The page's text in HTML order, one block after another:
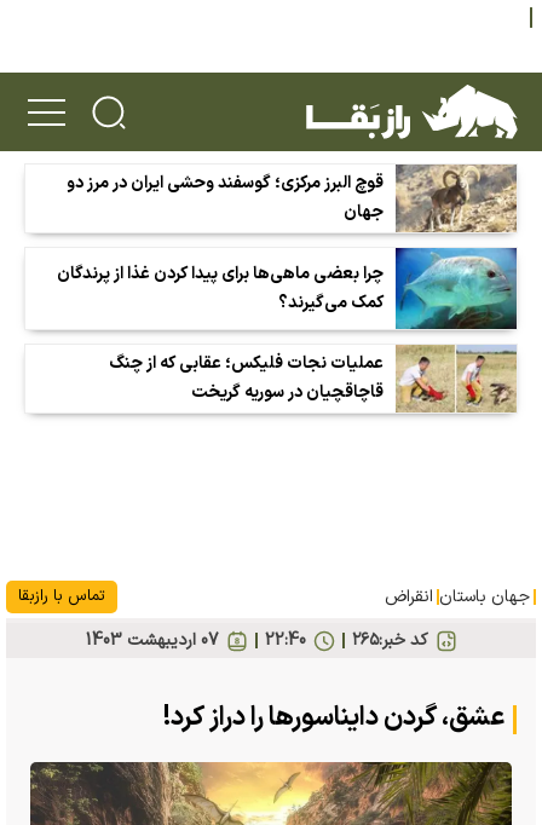
قوچ البرز مرکزی؛ گوسفند وحشی ایران در مرز دو
جهان
چرا بعضی ماهی‌ها برای پیدا کردن غذا از پرندگان
کمک می‌گیرند؟
عملیات نجات فلیکس؛ عقابی که از چنگ
قاچاقچیان در سوریه گریخت
جهان باستان انقراض تماس با رازبقا
کد خبر:۲۶۵ 07 ارديبهشت 1403 22:40
عشق، گردن دایناسورها را دراز کرد!